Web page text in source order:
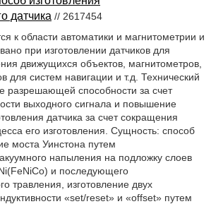
датчика // 2617454
к области автоматики и магнитометрии и
при изготовлении датчиков для
движущихся объектов, магнитометров,
для систем навигации и т.д. Технический
разрешающей способности за счет
выходного сигнала и повышение
датчика за счет сокращения
его изготовления. Сущность: способ
моста Уинстона путем
напыления на подложку слоев
и последующего
травления, изготовление двух
«set/reset» и «offset» путем